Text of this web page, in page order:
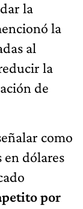
la
la
al
la
de
como
en dólares
por